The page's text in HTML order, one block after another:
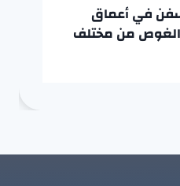
في أعماق
الغوص من مختلف